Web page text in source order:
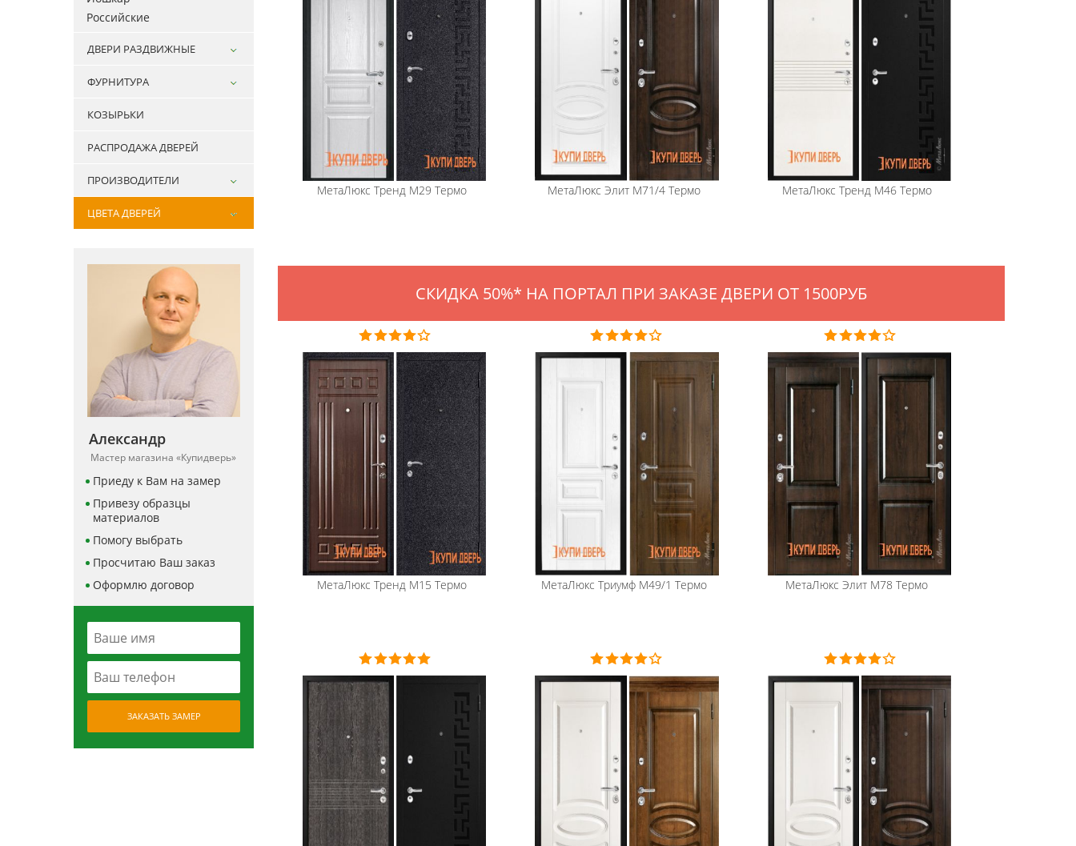
Российские
ДВЕРИ РАЗДВИЖНЫЕ
ФУРНИТУРА
КОЗЫРЬКИ
РАСПРОДАЖА ДВЕРЕЙ
ПРОИЗВОДИТЕЛИ
ЦВЕТА ДВЕРЕЙ
Александр
Мастер магазина «Купидверь»
Приеду к Вам на замер
Привезу образцы
материалов
Помогу выбрать
Просчитаю Ваш заказ
Оформлю договор
ЗАКАЗАТЬ ЗАМЕР
МетаЛюкс Тренд М29 Термо МетаЛюкс Элит М71/4 Термо МетаЛюкс Тренд М46 Термо
СКИДКА 50%* НА ПОРТАЛ ПРИ ЗАКАЗЕ ДВЕРИ ОТ 1500РУБ
МетаЛюкс Тренд М15 Термо МетаЛюкс Триумф М49/1 Термо МетаЛюкс Элит М78 Термо